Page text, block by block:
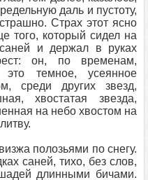
даль и пустоту,
Страх этот ясно
того, который сидел на
и держал в руках
он, по временам,
это темное, усеянное
среди других звезд,
хвостатая звезда,
на небо хвостом на
полозьями по снегу.
саней, тихо, без слов,
длинными бичами.